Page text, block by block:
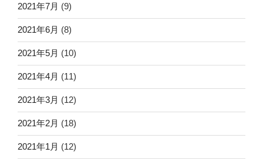
2021年7月 (9)
2021年6月 (8)
2021年5月 (10)
2021年4月 (11)
2021年3月 (12)
2021年2月 (18)
2021年1月 (12)